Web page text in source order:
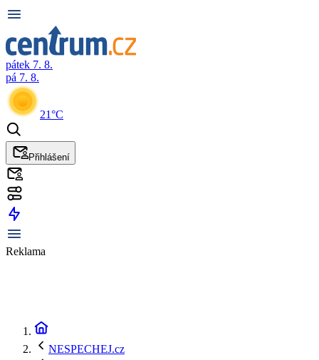
pátek 7. 8.
pá 7. 8.
21°C
Přihlášení
Reklama
NESPECHEJ.cz